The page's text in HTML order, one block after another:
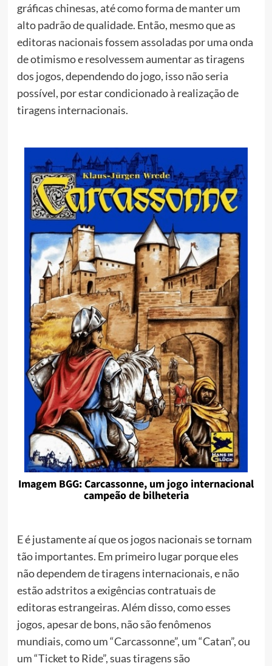
gráficas chinesas, até como forma de manter um
alto padrão de qualidade. Então, mesmo que as
editoras nacionais fossem assoladas por uma onda
de otimismo e resolvessem aumentar as tiragens
dos jogos, dependendo do jogo, isso não seria
possível, por estar condicionado à realização de
tiragens internacionais.
Imagem BGG: Carcassonne, um jogo internacional
campeão de bilheteria
E é justamente aí que os jogos nacionais se tornam
tão importantes. Em primeiro lugar porque eles
não dependem de tiragens internacionais, e não
estão adstritos a exigências contratuais de
editoras estrangeiras. Além disso, como esses
jogos, apesar de bons, não são fenômenos
mundiais, como um “Carcassonne”, um “Catan”, ou
um “Ticket to Ride”, suas tiragens são